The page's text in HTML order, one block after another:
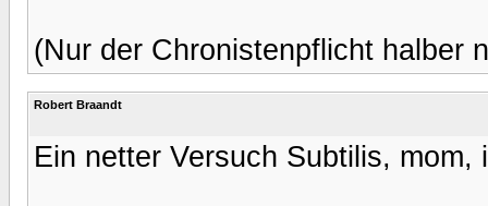
(Nur der Chronistenpflicht halber
Robert Braandt
Ein netter Versuch Subtilis,